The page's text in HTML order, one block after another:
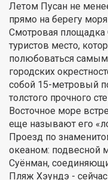
Летом Пусан не
прямо на берегу
Смотровая площадка
туристов место,
полюбоваться
городских
собой 15-метровый
толстого прочного
Восточное море
еще называют его
Проезд по
океаном: подвесной
Суёнман,
Пляж Хэундэ -